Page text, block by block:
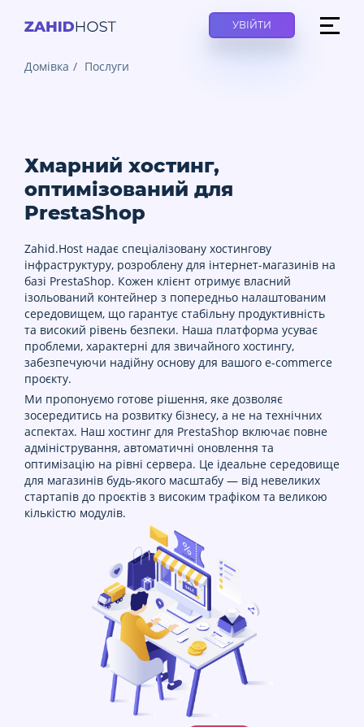
УВІЙТИ
Домівка Послуги
Хмарний хостинг,
оптимізований для
PrestaShop
Zahid.Host надає спеціалізовану хостингову
інфраструктуру, розроблену для інтернет-магазинів на
базі PrestaShop. Кожен клієнт отримує власний
ізольований контейнер з попередньо налаштованим
середовищем, що гарантує стабільну продуктивність
та високий рівень безпеки. Наша платформа усуває
проблеми, характерні для звичайного хостингу,
забезпечуючи надійну основу для вашого e-commerce
проєкту.
Ми пропонуємо готове рішення, яке дозволяє
зосередитись на розвитку бізнесу, а не на технічних
аспектах. Наш хостинг для PrestaShop включає повне
адміністрування, автоматичні оновлення та
оптимізацію на рівні сервера. Це ідеальне середовище
для магазинів будь-якого масштабу — від невеликих
стартапів до проєктів з високим трафіком та великою
кількістю модулів.